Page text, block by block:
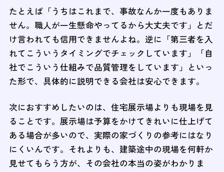
たとえば「うちはこれまで、事故なんか一度もありま
せん。職人が一生懸命やってるから大丈夫です」とだ
け言われても信用できませんよね。逆に「第三者を入
れてこういうタイミングでチェックしています」「自
社でこういう仕組みで品質管理をしています」といっ
た形で、具体的に説明できる会社は安心できます。
次におすすめしたいのは、住宅展示場よりも現場を見
ることです。展示場は予算をかけてきれいに仕上げて
ある場合が多いので、実際の家づくりの参考にはなり
にくいんです。それよりも、建築途中の現場を何軒か
見せてもらう方が、その会社の本当の姿がわかりま